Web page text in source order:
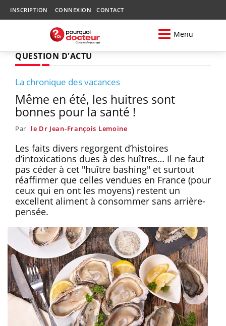
INSCRIPTION CONNEXION CONTACT
Menu
QUESTION D'ACTU
La chronique des vacances
Même en été, les huitres sont
bonnes pour la santé !
Par le Dr Jean-François Lemoine
Les faits divers regorgent d’histoires
d’intoxications dues à des huîtres… Il ne faut
pas céder à cet "huître bashing" et surtout
réaffirmer que celles vendues en France (pour
ceux qui en ont les moyens) restent un
excellent aliment à consommer sans arrière-
pensée.